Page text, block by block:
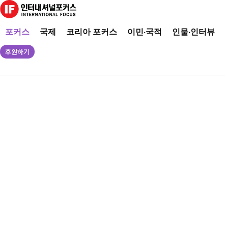
포커스 국제 코리아 포커스 이민·국적 인물·인터뷰
후원하기